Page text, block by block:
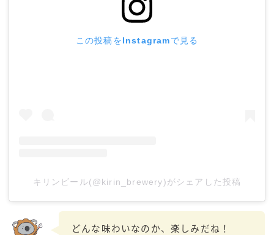
この投稿をInstagramで見る
キリンビール(@kirin_brewery)がシェアした投稿
どんな味わいなのか、楽しみだね！